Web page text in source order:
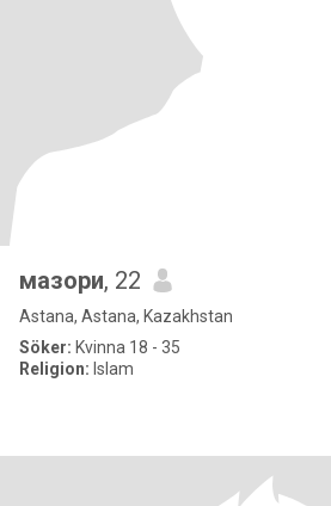
мазори, 22
Astana, Astana, Kazakhstan
Söker: Kvinna 18 - 35
Religion: Islam